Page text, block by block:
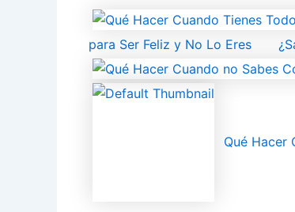
para Ser Feliz y No Lo Eres
Qué Hacer